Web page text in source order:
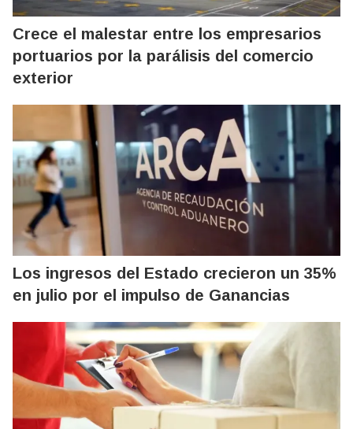
Crece el malestar entre los empresarios
portuarios por la parálisis del comercio
exterior
Los ingresos del Estado crecieron un 35%
en julio por el impulso de Ganancias